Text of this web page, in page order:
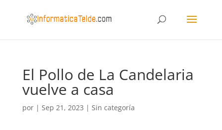
El Pollo de La Candelaria
vuelve a casa
por | Sep 21, 2023 | Sin categoría